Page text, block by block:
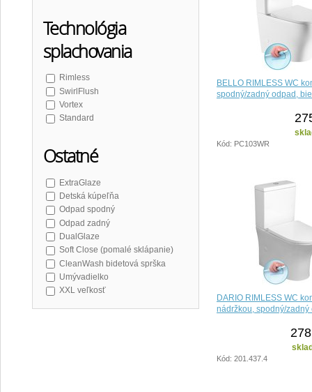
PACO
PORTO
ANTIK AQUALINE
Technológia
splachovania
Rimless
SwirlFlush
Vortex
Standard
Ostatné
ExtraGlaze
Detská kúpeľňa
Odpad spodný
Odpad zadný
DualGlaze
Soft Close (pomalé sklápanie)
CleanWash bidetová sprška
Umývadielko
XXL veľkosť
BELLO RIMLESS WC
spodný/zadný odpad,
Kód: PC103WR
DARIO RIMLESS WC
nádržkou, spodný/
Kód: 201.437.4